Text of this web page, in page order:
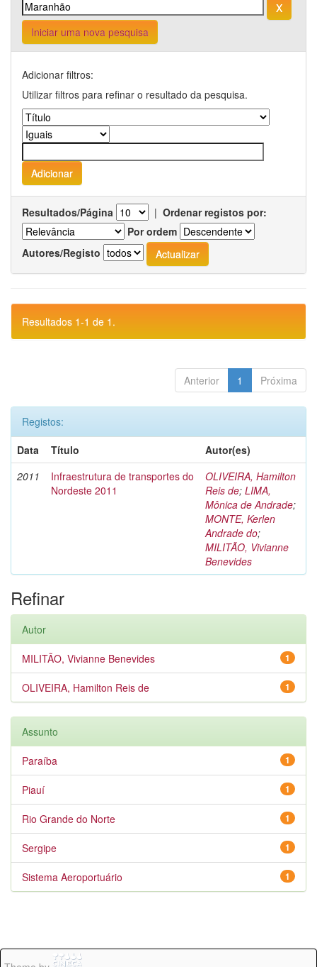
Iniciar uma nova pesquisa
Adicionar filtros:
Utilizar filtros para refinar o resultado da pesquisa.
Resultados/Página | Ordenar registos por:
Por ordem
Autores/Registo
Resultados 1-1 de 1.
Anterior 1 Próxima
Registos:
Data
Título
Autor(es)
2011
Infraestrutura de transportes do
Nordeste 2011
OLIVEIRA, Hamilton
Reis de; LIMA,
Mônica de Andrade;
MONTE, Kerlen
Andrade do;
MILITÃO, Vivianne
Benevides
Refinar
Autor
1
MILITÃO, Vivianne Benevides
1
OLIVEIRA, Hamilton Reis de
Assunto
1
Paraíba
1
Piauí
1
Rio Grande do Norte
1
Sergipe
1
Sistema Aeroportuário